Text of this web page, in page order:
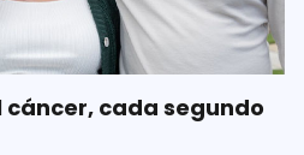
cada segundo